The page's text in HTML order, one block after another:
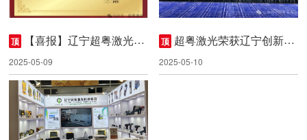
顶
【喜报】辽宁超粤激光科
技集团有限公司荣获“辽宁五
一劳动奖状”荣誉称号
2025-05-09
顶 超粤激光荣获辽宁创新创
业大赛高端装备制造行业赛
二等奖
2025-05-10